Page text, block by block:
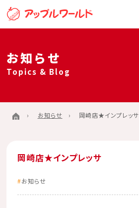
お知らせ
Topics & Blog
お知らせ 岡崎店★インプレッサ
岡崎店★インプレッサ
お知らせ